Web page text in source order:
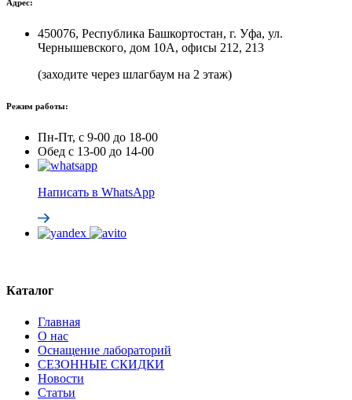
Адрес:
450076, Республика Башкортостан, г. Уфа, ул.
Чернышевского, дом 10А, офисы 212, 213
(заходите через шлагбаум на 2 этаж)
Режим работы:
Пн-Пт, с 9-00 до 18-00
Обед с 13-00 до 14-00
Написать в WhatsApp
Каталог
Главная
О нас
Оснащение лабораторий
СЕЗОННЫЕ СКИДКИ
Новости
Статьи